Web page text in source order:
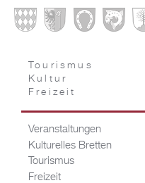
Tourismus
Kultur
Freizeit
Veranstaltungen
Kulturelles Bretten
Tourismus
Freizeit